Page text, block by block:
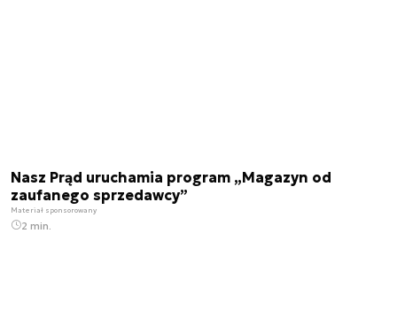
Nasz Prąd uruchamia program „Magazyn od
zaufanego sprzedawcy”
Materiał sponsorowany
2 min.